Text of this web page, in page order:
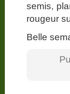
semis,
rougeur
Belle